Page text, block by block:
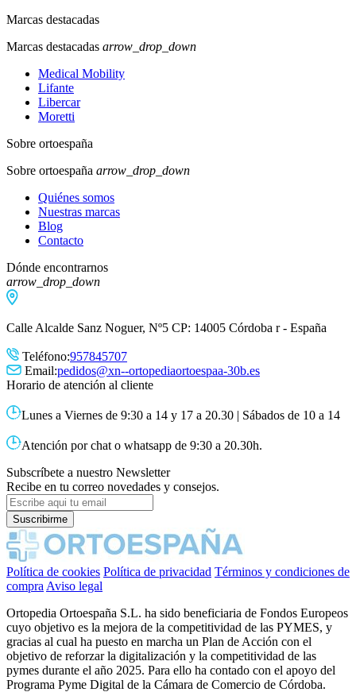
Marcas destacadas
Marcas destacadas arrow_drop_down
Medical Mobility
Lifante
Libercar
Moretti
Sobre ortoespaña
Sobre ortoespaña arrow_drop_down
Quiénes somos
Nuestras marcas
Blog
Contacto
Dónde encontrarnos
arrow_drop_down
Calle Alcalde Sanz Noguer, Nº5 CP: 14005 Córdoba r - España
Teléfono:957845707
Email:pedidos@xn--ortopediaortoespaa-30b.es
Horario de atención al cliente
Lunes a Viernes de 9:30 a 14 y 17 a 20.30 | Sábados de 10 a 14
Atención por chat o whatsapp de 9:30 a 20.30h.
Subscríbete a nuestro Newsletter
Recibe en tu correo novedades y consejos.
Política de cookies Política de privacidad Términos y condiciones de
compra Aviso legal
Ortopedia Ortoespaña S.L. ha sido beneficiaria de Fondos Europeos
cuyo objetivo es la mejora de la competitividad de las PYMES, y
gracias al cual ha puesto en marcha un Plan de Acción con el
objetivo de reforzar la digitalización y la competitividad de las
pymes durante el año 2025. Para ello ha contado con el apoyo del
Programa Pyme Digital de la Cámara de Comercio de Córdoba.